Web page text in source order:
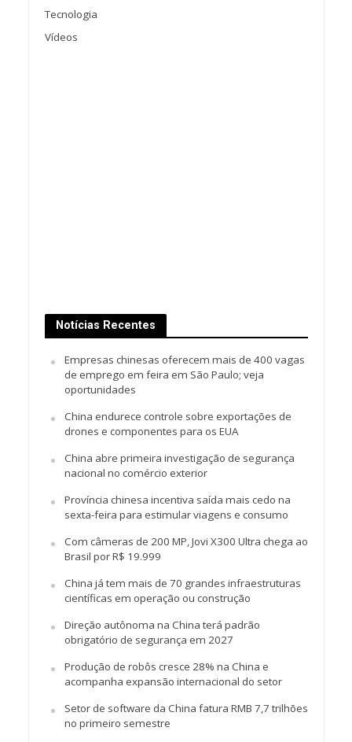
Tecnologia
Vídeos
Notícias Recentes
Empresas chinesas oferecem mais de 400 vagas
de emprego em feira em São Paulo; veja
oportunidades
China endurece controle sobre exportações de
drones e componentes para os EUA
China abre primeira investigação de segurança
nacional no comércio exterior
Província chinesa incentiva saída mais cedo na
sexta-feira para estimular viagens e consumo
Com câmeras de 200 MP, Jovi X300 Ultra chega ao
Brasil por R$ 19.999
China já tem mais de 70 grandes infraestruturas
científicas em operação ou construção
Direção autônoma na China terá padrão
obrigatório de segurança em 2027
Produção de robôs cresce 28% na China e
acompanha expansão internacional do setor
Setor de software da China fatura RMB 7,7 trilhões
no primeiro semestre